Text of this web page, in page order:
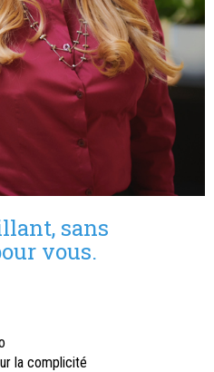
sans
vous.
la complicité